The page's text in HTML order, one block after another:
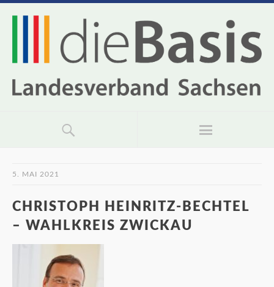
5. MAI 2021
CHRISTOPH HEINRITZ-BECHTEL
– WAHLKREIS ZWICKAU